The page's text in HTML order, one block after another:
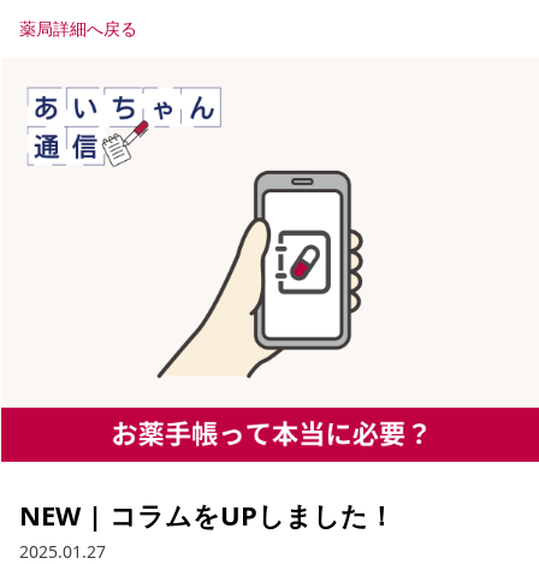
薬局詳細へ戻る
NEW | コラムをUPしました！
2025.01.27